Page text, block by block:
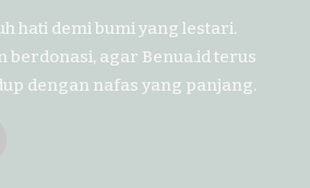
hati demi bumi yang lestari.
berdonasi, agar Benua.id terus
dengan nafas yang panjang.